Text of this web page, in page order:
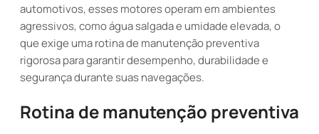
automotivos, esses motores operam em ambientes
agressivos, como água salgada e umidade elevada, o
que exige uma rotina de manutenção preventiva
rigorosa para garantir desempenho, durabilidade e
segurança durante suas navegações.
Rotina de manutenção preventiva